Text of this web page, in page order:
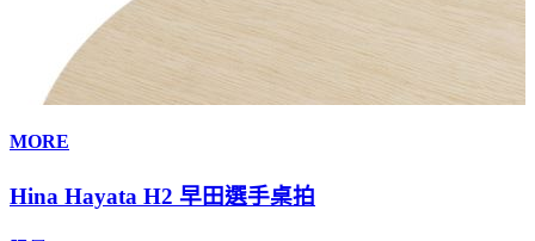
MORE
Hina Hayata H2 早田選手桌拍